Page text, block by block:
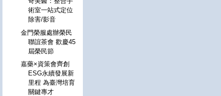
術室一站式定位
除害/影音
金門榮服處辦榮民
聯誼茶會 歡慶45
屆榮民節
嘉藥×資策會齊創
ESG永續發展新
里程 為臺灣培育
關鍵專才